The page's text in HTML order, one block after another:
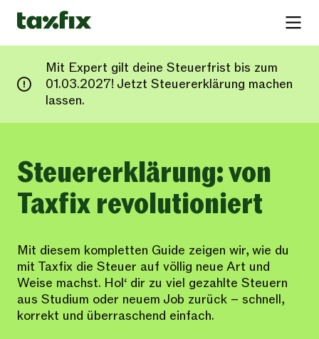
Mit Expert gilt deine Steuerfrist bis zum
01.03.2027! Jetzt Steuererklärung machen
lassen.
Steuererklärung: von
Taxfix revolutioniert
Mit diesem kompletten Guide zeigen wir, wie du
mit Taxfix die Steuer auf völlig neue Art und
Weise machst. Hol‘ dir zu viel gezahlte Steuern
aus Studium oder neuem Job zurück – schnell,
korrekt und überraschend einfach.